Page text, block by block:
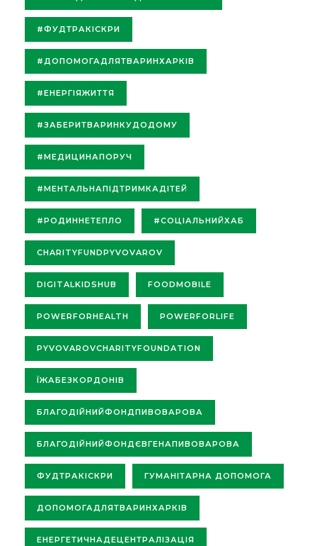
#ФУДТРАКІСКРИ
#ДОПОМОГАДЛЯТВАРИНХАРКІВ
#ЕНЕРГІЯЖИТТЯ
#ЗАБЕРИТВАРИНКУДОДОМУ
#МЕДИЦИНАПОРУЧ
#МЕНТАЛЬНАПІДТРИМКАДІТЕЙ
#РОДИННЕТЕПЛО #СОЦІАЛЬНИЙХАБ
CHARITYFUNDPYVOVAROV
DIGITALKIDSHUB FOODMOBILE
POWERFORHEALTH POWERFORLIFE
PYVOVAROVCHARITYFOUNDATION
ЇЖАБЕЗКОРДОНІВ
БЛАГОДІЙНИЙФОНДПИВОВАРОВА
БЛАГОДІЙНИЙФОНДЄВГЕНАПИВОВАРОВА
ФУДТРАКІСКРИ ГУМАНІТАРНА ДОПОМОГА
ДОПОМОГАДЛЯТВАРИНХАРКІВ
ЕНЕРГЕТИЧНАДЕЦЕНТРАЛІЗАЦІЯ